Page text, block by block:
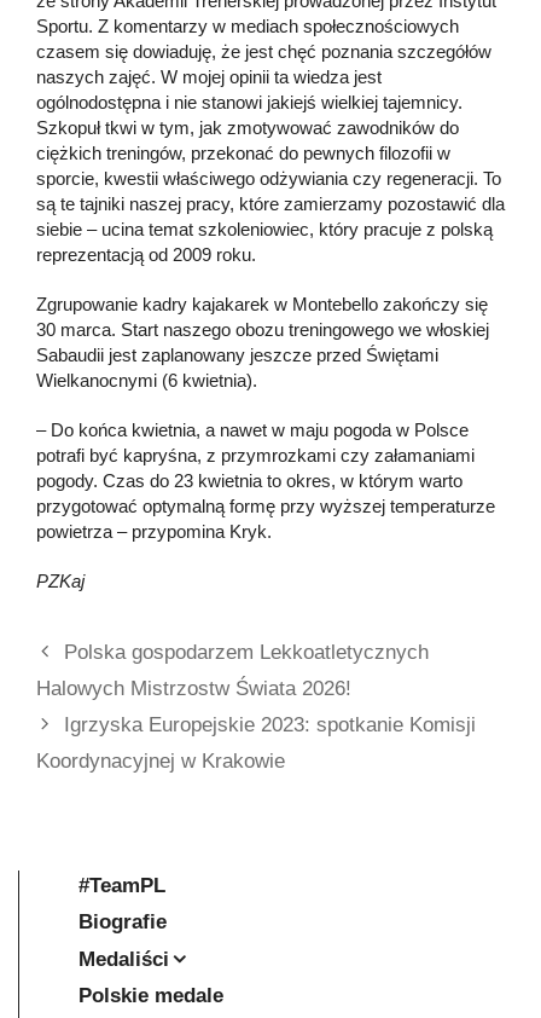
Sportu. Z komentarzy w mediach społecznościowych
czasem się dowiaduję, że jest chęć poznania szczegółów
naszych zajęć. W mojej opinii ta wiedza jest
ogólnodostępna i nie stanowi jakiejś wielkiej tajemnicy.
Szkopuł tkwi w tym, jak zmotywować zawodników do
ciężkich treningów, przekonać do pewnych filozofii w
sporcie, kwestii właściwego odżywiania czy regeneracji. To
są te tajniki naszej pracy, które zamierzamy pozostawić dla
siebie – ucina temat szkoleniowiec, który pracuje z polską
reprezentacją od 2009 roku.
Zgrupowanie kadry kajakarek w Montebello zakończy się
30 marca. Start naszego obozu treningowego we włoskiej
Sabaudii jest zaplanowany jeszcze przed Świętami
Wielkanocnymi (6 kwietnia).
– Do końca kwietnia, a nawet w maju pogoda w Polsce
potrafi być kapryśna, z przymrozkami czy załamaniami
pogody. Czas do 23 kwietnia to okres, w którym warto
przygotować optymalną formę przy wyższej temperaturze
powietrza – przypomina Kryk.
PZKaj
Polska gospodarzem Lekkoatletycznych
Halowych Mistrzostw Świata 2026!
Igrzyska Europejskie 2023: spotkanie Komisji
Koordynacyjnej w Krakowie
#TeamPL
Biografie
Medaliści
Polskie medale